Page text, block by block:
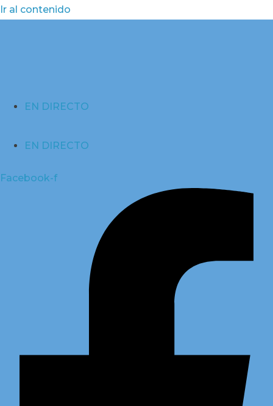
Ir al contenido
EN DIRECTO
EN DIRECTO
Facebook-f